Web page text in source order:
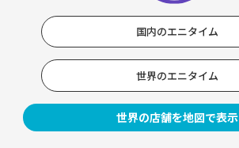
国内のエニタイム
世界のエニタイム
世界の店舗を地図で表示